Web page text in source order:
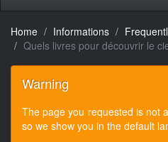
Home Informations
Quels livres pour découvrir le
Warning
The page you requested is not
so we show you in the default